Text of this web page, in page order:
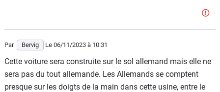
Par Bervig Le 06/11/2023 à 10:31
Cette voiture sera construite sur le sol allemand mais elle ne
sera pas du tout allemande. Les Allemands se comptent
presque sur les doigts de la main dans cette usine, entre le